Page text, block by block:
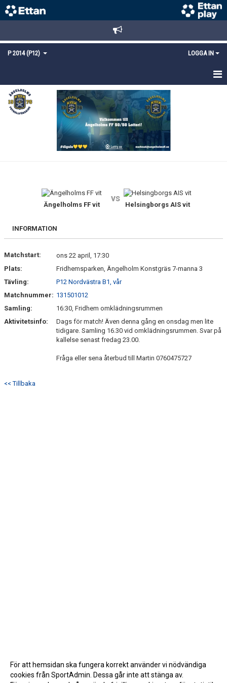
P 2014 (P12) LOGGA IN
HEM
NYHETER
KONTAKT
Ängelholms FF vit
vs
Helsingborgs AIS vit
INFORMATION
Matchstart:
ons 22 april, 17:30
Plats:
Fridhemsparken, Ängelholm Konstgräs 7-manna 3
Tävling:
P12 Nordvästra B1, vår
Matchnummer: 131501012
Samling:
16:30, Fridhem omklädningsrummen
Aktivitetsinfo:
Dags för match! Även denna gång en onsdag men lite
tidigare. Samling 16.30 vid omklädningsrummen. Svar på
kallelse senast fredag 23.00.
Fråga eller sena återbud till Martin 0760475727
<< Tillbaka
För att hemsidan ska fungera korrekt använder vi nödvändiga
cookies från SportAdmin. Dessa går inte att stänga av.